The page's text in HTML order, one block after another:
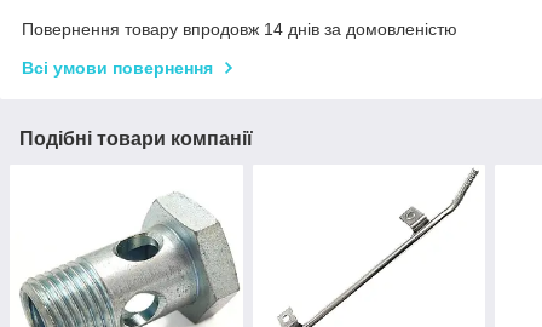
Повернення товару впродовж 14 днів за домовленістю
Всі умови повернення
Подібні товари компанії